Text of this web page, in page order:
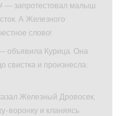
— запротестовал малыш.
А Железного
слово!
объявила Курица. Она
свистка и произнесла:
Железный Дровосек,
воронку и кланяясь